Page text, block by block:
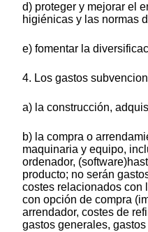
d) proteger y mejorar el
higiénicas y las normas
e) fomentar la
4. Los gastos
a) la construcción,
b) la compra o
maquinaria y equipo,
ordenador,
producto; no serán
costes relacionados con
con opción de compra
arrendador, costes de
gastos generales,